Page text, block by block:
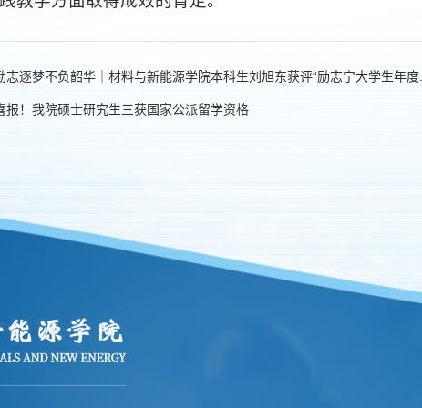
志逐梦不负韶华｜材料与新能源学院本科生刘旭东获评“励志宁大学生年
报！我院硕士研究生三获国家公派留学资格